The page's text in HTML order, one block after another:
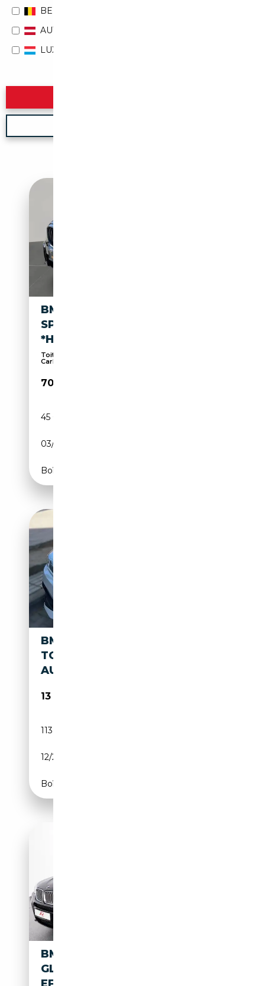
BELGIQUE
AUTRICHE
LUXEMBOURG
BMW X5 M60 I XDRIVE M
SPORT PRO *HARMAN
*HEADUP VOLL
Toit panoramique, Sièges massants, Apple
CarPlay, ...
70 000€
45 000 km
03/2024
Boîte automatique
BMW BMW SERIE 2
TODOTERRENO 136CV
AUTOMÁTICO DE 5 PUE
13 200€
113 498 km
12/2018
Boîte automatique
BMW I SHADOW LINE
GLASDACH,HEADUP,SCHECKH